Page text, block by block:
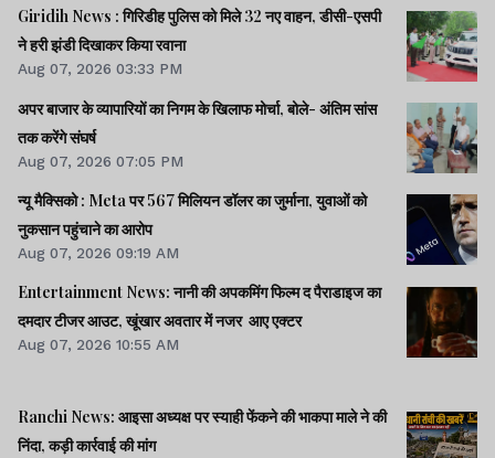
Giridih News : गिरिडीह पुलिस को मिले 32 नए वाहन, डीसी-एसपी
ने हरी झंडी दिखाकर किया रवाना
Aug 07, 2026 03:33 PM
अपर बाजार के व्यापारियों का निगम के खिलाफ मोर्चा, बोले- अंतिम सांस
तक करेंगे संघर्ष
Aug 07, 2026 07:05 PM
न्यू मैक्सिको : Meta पर 567 मिलियन डॉलर का जुर्माना, युवाओं को
नुकसान पहुंचाने का आरोप
Aug 07, 2026 09:19 AM
Entertainment News: नानी की अपकमिंग फिल्म द पैराडाइज का
दमदार टीजर आउट, खूंखार अवतार में नजर आए एक्टर
Aug 07, 2026 10:55 AM
Ranchi News: आइसा अध्यक्ष पर स्याही फेंकने की भाकपा माले ने की
निंदा, कड़ी कार्रवाई की मांग